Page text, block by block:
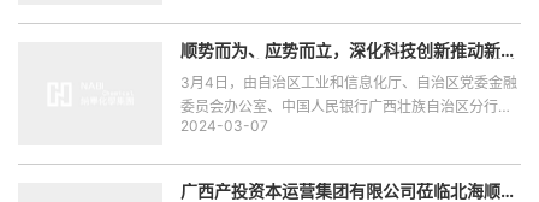
顺势而为、应势而立，深化科技创新推动新能
更大贡献
3月4日，由自治区工业和信息化厅、自治区党委金融
委员会办公室、中国人民银行广西壮族自治区分行、
国家金融监督管理总局广西监管局、广西证监局、自
中小微企业融资推进会在南宁举办。
2024-03-07
广西产投资本运营集团有限公司莅临北海顺应